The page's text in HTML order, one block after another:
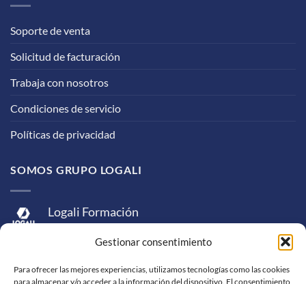
Gestionar consentimiento
Para ofrecer las mejores experiencias, utilizamos tecnologías como las cookies
para almacenar y/o acceder a la información del dispositivo. El consentimiento
Soporte de venta
Solicitud de facturación
Trabaja con nosotros
Condiciones de servicio
Políticas de privacidad
SOMOS GRUPO LOGALI
Logali Formación
Logali Consultoría
Logali Ingeniería